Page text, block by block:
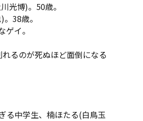
光博)。50歳。
38歳。
イ。
るのが死ぬほど面倒になる
る中学生、楠ほたる(白鳥玉